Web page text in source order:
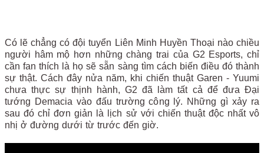
Có lẽ chẳng có đội tuyển Liên Minh Huyền Thoại nào chiều
người hâm mộ hơn những chàng trai của G2 Esports, chỉ
cần fan thích là họ sẽ sẵn sàng tìm cách biến điều đó thành
sự thật. Cách đây nửa năm, khi chiến thuật Garen - Yuumi
chưa thực sự thịnh hành, G2 đã làm tất cả để đưa Đại
tướng Demacia vào đấu trường công lý. Những gì xảy ra
sau đó chỉ đơn giản là lịch sử với chiến thuật độc nhất vô
nhị ở đường dưới từ trước đến giờ.